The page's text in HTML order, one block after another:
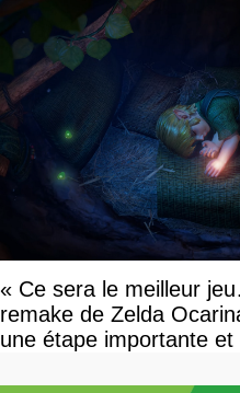
« Ce sera le meilleur
remake de Zelda
une étape importante